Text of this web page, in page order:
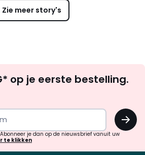
Zie meer story's
zoek
inspiratie
verrassingen?
op je eerste bestelling.
OK
je dan op de nieuwsbrief vanuit uw
te klikken